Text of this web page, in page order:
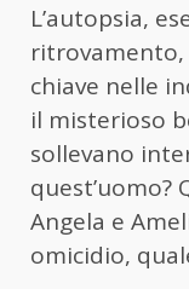
L’autopsia,
ritrovamento,
chiave nelle
il misterioso
sollevano
quest’uomo?
Angela e
omicidio,